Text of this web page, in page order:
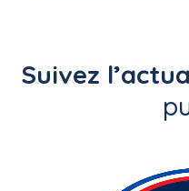
Suivez